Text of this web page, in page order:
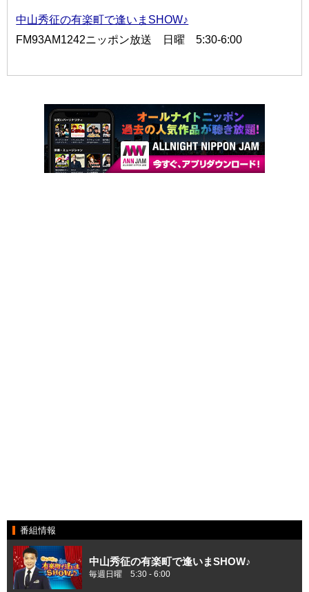
中山秀征の有楽町で逢いまSHOW♪
FM93AM1242ニッポン放送 日曜 5:30-6:00
番組情報
中山秀征の有楽町で逢いまSHOW♪
毎週日曜 5:30 - 6:00